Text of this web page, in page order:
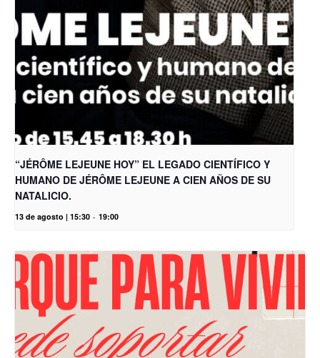
“JÉRÔME LEJEUNE HOY” EL LEGADO CIENTÍFICO Y
HUMANO DE JÉRÔME LEJEUNE A CIEN AÑOS DE SU
NATALICIO.
13 de agosto | 15:30 - 19:00